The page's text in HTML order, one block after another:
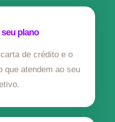
plano
de crédito e o
que atendem ao seu